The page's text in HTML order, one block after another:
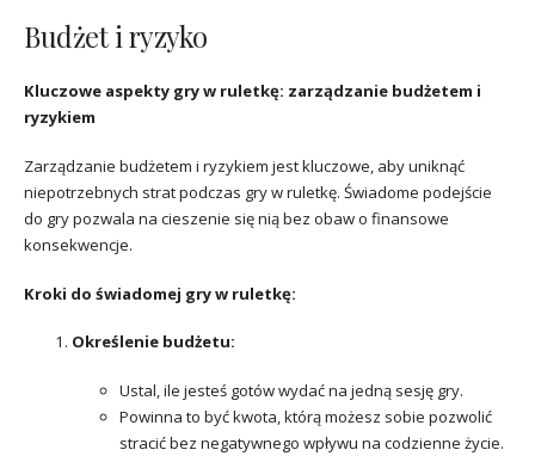
Budżet i ryzyko
Kluczowe aspekty gry w ruletkę: zarządzanie budżetem i
ryzykiem
Zarządzanie budżetem i ryzykiem jest kluczowe, aby uniknąć
niepotrzebnych strat podczas gry w ruletkę. Świadome podejście
do gry pozwala na cieszenie się nią bez obaw o finansowe
konsekwencje.
Kroki do świadomej gry w ruletkę:
Określenie budżetu:
Ustal, ile jesteś gotów wydać na jedną sesję gry.
Powinna to być kwota, którą możesz sobie pozwolić
stracić bez negatywnego wpływu na codzienne życie.